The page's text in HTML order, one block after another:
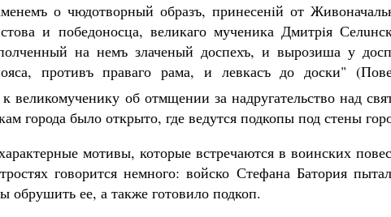
о чюдотворный образъ, принесенiй от
и победоносца, великаго мученика Дмитрiя
на немъ злаченый доспехъ, и вырозиша у
противъ праваго рама, и левкасъ до доски"
великомученику об отмщении за надругательство над
города было открыто, где ведутся подкопы под стены
мотивы, которые встречаются в воинских
говорится немного: войско Стефана Батория
обрушить ее, а также готовило подкоп.